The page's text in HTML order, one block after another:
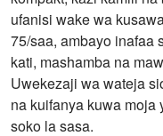
ufanisi wake wa
75/saa, ambayo inafaa
kati, mashamba na
Uwekezaji wa wateja
na kuifanya kuwa moja
soko la sasa.